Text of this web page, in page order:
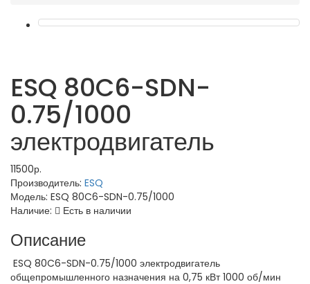
ESQ 80C6-SDN-
0.75/1000
электродвигатель
11500р.
Производитель: ESQ
Модель: ESQ 80C6-SDN-0.75/1000
Наличие:
Есть в наличии
Описание
ESQ 80C6-SDN-0.75/1000 электродвигатель
общепромышленного назначения на 0,75 кВт 1000 об/мин